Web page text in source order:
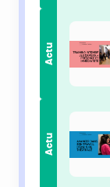
Actu
Actu